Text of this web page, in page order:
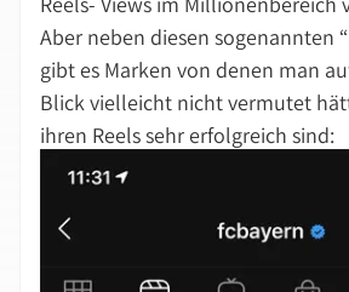
Aber neben diesen sogenannten
gibt es Marken von denen man
Blick vielleicht nicht vermutet
ihren Reels sehr erfolgreich sind: